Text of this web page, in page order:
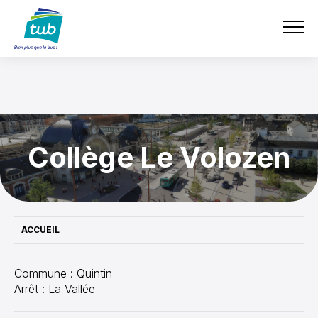
contenu
TUB
e-boutique
Collège Le Volozen
ACCUEIL
Commune : Quintin
Arrêt : La Vallée